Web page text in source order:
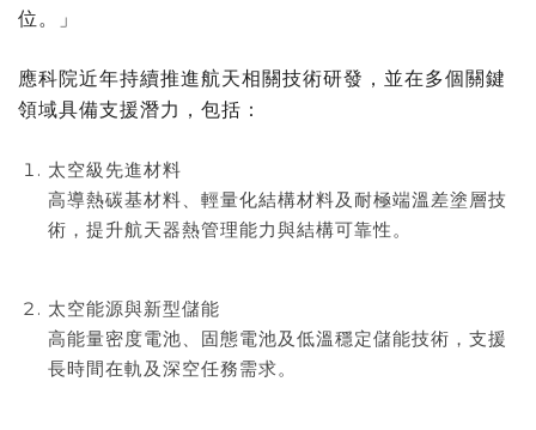
位。」
應科院近年持續推進航天相關技術研發，並在多個關鍵
領域具備支援潛力，包括：
太空級先進材料
高導熱碳基材料、輕量化結構材料及耐極端溫差塗層技
術，提升航天器熱管理能力與結構可靠性。
太空能源與新型儲能
高能量密度電池、固態電池及低溫穩定儲能技術，支援
長時間在軌及深空任務需求。